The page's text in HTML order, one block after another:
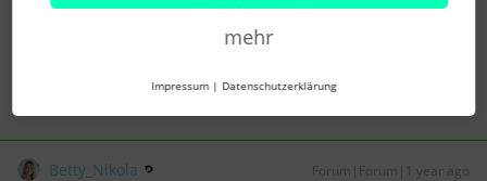
2 Menschen gefällt dies
Betty_Nikola Forum|Forum|1 year ago
mehr
Impressum | Datenschutzerklärung